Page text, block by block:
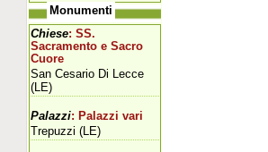
Monumenti
Chiese: SS.
Sacramento e Sacro
Cuore
San Cesario Di Lecce
(LE)
Palazzi: Palazzi vari
Trepuzzi (LE)